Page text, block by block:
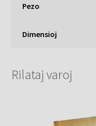
Pezo
Dimensioj
Rilataj varoj